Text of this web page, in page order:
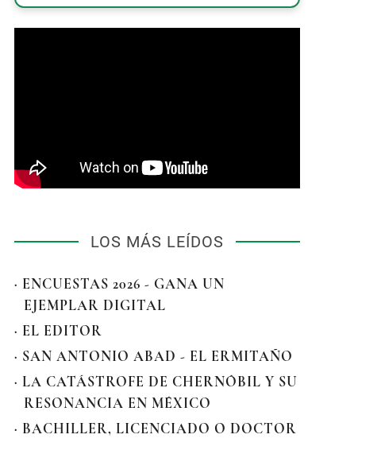
LOS MÁS LEÍDOS
· ENCUESTAS 2026 - GANA UN
EJEMPLAR DIGITAL
· EL EDITOR
· SAN ANTONIO ABAD - EL ERMITAÑO
· LA CATÁSTROFE DE CHERNÓBIL Y SU
RESONANCIA EN MÉXICO
· BACHILLER, LICENCIADO O DOCTOR